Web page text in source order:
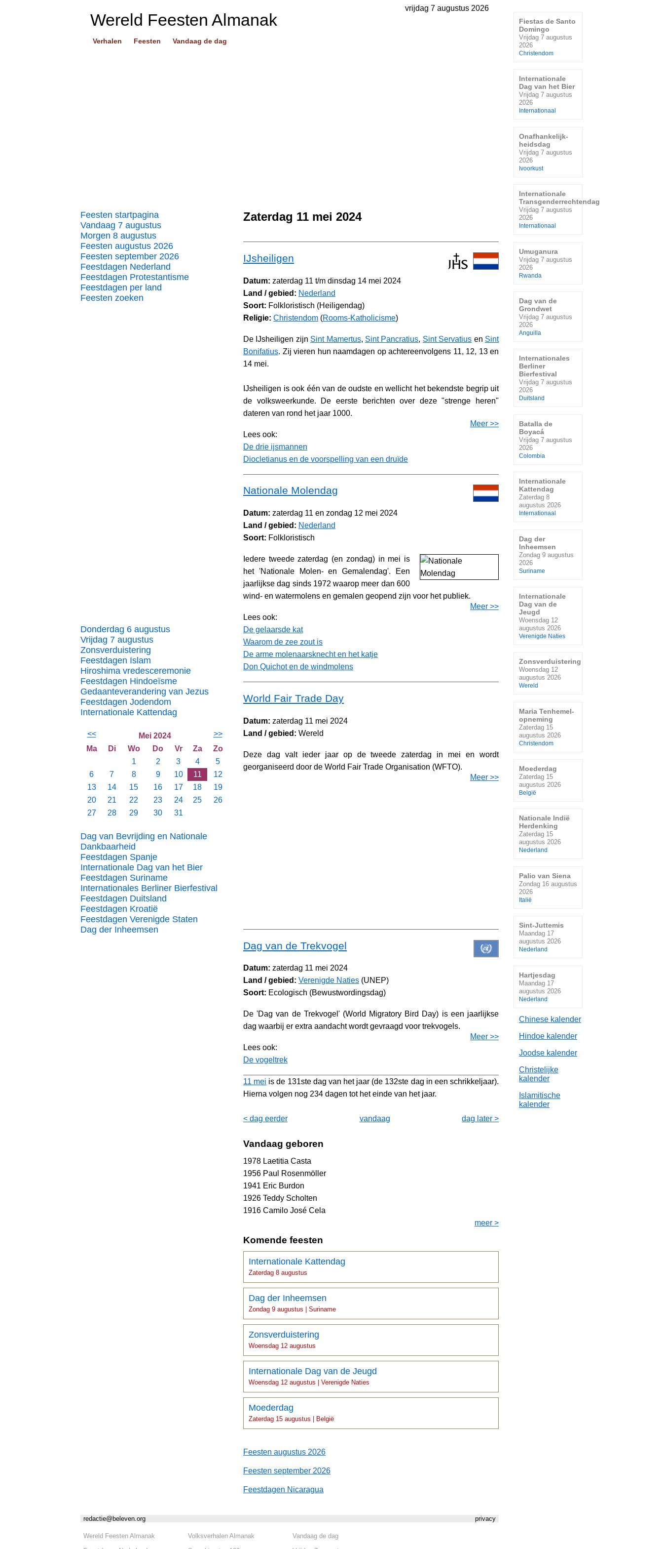
vrijdag 7 augustus 2026
Wereld Feesten Almanak
Verhalen Feesten Vandaag de dag
Feesten startpagina
Vandaag 7 augustus
Morgen 8 augustus
Feesten augustus 2026
Feesten september 2026
Feestdagen Nederland
Feestdagen Protestantisme
Feestdagen per land
Feesten zoeken
Donderdag 6 augustus
Vrijdag 7 augustus
Zonsverduistering
Feestdagen Islam
Hiroshima vredesceremonie
Feestdagen Hindoeïsme
Gedaanteverandering van Jezus
Feestdagen Jodendom
Internationale Kattendag
<< Mei 2024
>>
Ma
Di Wo Do Vr Za
Zo
1
2 3 4
5
6
7 8 9 10 11
12
13
14 15 16 17 18
19
20
21 22 23 24 25
26
27
28 29 30 31
Dag van Bevrijding en Nationale
Dankbaarheid
Feestdagen Spanje
Internationale Dag van het Bier
Feestdagen Suriname
Internationales Berliner Bierfestival
Feestdagen Duitsland
Feestdagen Kroatië
Feestdagen Verenigde Staten
Dag der Inheemsen
Zaterdag 11 mei 2024
IJsheiligen
Datum: zaterdag 11 t/m dinsdag 14 mei 2024
Land / gebied: Nederland
Soort: Folkloristisch (Heiligendag)
Religie: Christendom (Rooms-Katholicisme)
De IJsheiligen zijn Sint Mamertus, Sint Pancratius, Sint Servatius en Sint
Bonifatius. Zij vieren hun naamdagen op achtereenvolgens 11, 12, 13 en
14 mei.
IJsheiligen is ook één van de oudste en wellicht het bekendste begrip uit
de volksweerkunde. De eerste berichten over deze "strenge heren"
dateren van rond het jaar 1000.
Meer >>
Lees ook:
De drie ijsmannen
Diocletianus en de voorspelling van een druïde
Nationale Molendag
Datum: zaterdag 11 en zondag 12 mei 2024
Land / gebied: Nederland
Soort: Folkloristisch
Iedere tweede zaterdag (en zondag) in mei is
het 'Nationale Molen- en Gemalendag'. Een
jaarlijkse dag sinds 1972 waarop meer dan 600
wind- en watermolens en gemalen geopend zijn voor het publiek.
Meer >>
Lees ook:
De gelaarsde kat
Waarom de zee zout is
De arme molenaarsknecht en het katje
Don Quichot en de windmolens
World Fair Trade Day
Datum: zaterdag 11 mei 2024
Land / gebied: Wereld
Deze dag valt ieder jaar op de tweede zaterdag in mei en wordt
georganiseerd door de World Fair Trade Organisation (WFTO).
Meer >>
Dag van de Trekvogel
Datum: zaterdag 11 mei 2024
Land / gebied: Verenigde Naties (UNEP)
Soort: Ecologisch (Bewustwordingsdag)
De 'Dag van de Trekvogel' (World Migratory Bird Day) is een jaarlijkse
dag waarbij er extra aandacht wordt gevraagd voor trekvogels.
Meer >>
Lees ook:
De vogeltrek
11 mei is de 131ste dag van het jaar (de 132ste dag in een schrikkeljaar).
Hierna volgen nog 234 dagen tot het einde van het jaar.
< dag eerder dag later >
vandaag
Vandaag geboren
1978 Laetitia Casta
1956 Paul Rosenmöller
1941 Eric Burdon
1926 Teddy Scholten
1916 Camilo José Cela
meer >
Komende feesten
Internationale Kattendag
Zaterdag 8 augustus
Dag der Inheemsen
Zondag 9 augustus | Suriname
Zonsverduistering
Woensdag 12 augustus
Internationale Dag van de Jeugd
Woensdag 12 augustus | Verenigde Naties
Moederdag
Zaterdag 15 augustus | België
Feesten augustus 2026
Feesten september 2026
Feestdagen Nicaragua
privacy
redactie@beleven.org
Wereld Feesten Almanak
Volksverhalen Almanak
Vandaag de dag
Fiestas de Santo
Domingo
Vrijdag 7 augustus
2026
Christendom
Internationale
Dag van het Bier
Vrijdag 7 augustus
2026
Internationaal
Onafhankelijk-
heidsdag
Vrijdag 7 augustus
2026
Ivoorkust
Internationale
Transgenderrechtendag
Vrijdag 7 augustus
2026
Internationaal
Umuganura
Vrijdag 7 augustus
2026
Rwanda
Dag van de
Grondwet
Vrijdag 7 augustus
2026
Anguilla
Internationales
Berliner
Bierfestival
Vrijdag 7 augustus
2026
Duitsland
Batalla de
Boyacá
Vrijdag 7 augustus
2026
Colombia
Internationale
Kattendag
Zaterdag 8
augustus 2026
Internationaal
Dag der
Inheemsen
Zondag 9 augustus
2026
Suriname
Internationale
Dag van de
Jeugd
Woensdag 12
augustus 2026
Verenigde Naties
Zonsverduistering
Woensdag 12
augustus 2026
Wereld
Maria Tenhemel-
opneming
Zaterdag 15
augustus 2026
Christendom
Moederdag
Zaterdag 15
augustus 2026
België
Nationale Indië
Herdenking
Zaterdag 15
augustus 2026
Nederland
Palio van Siena
Zondag 16 augustus
2026
Italië
Sint-Juttemis
Maandag 17
augustus 2026
Nederland
Hartjesdag
Maandag 17
augustus 2026
Nederland
Chinese kalender
Hindoe kalender
Joodse kalender
Christelijke
kalender
Islamitische
kalender